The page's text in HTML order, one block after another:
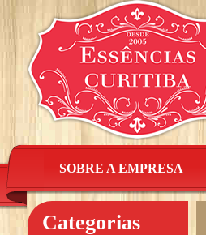
SOBRE A EMPRESA
Categorias